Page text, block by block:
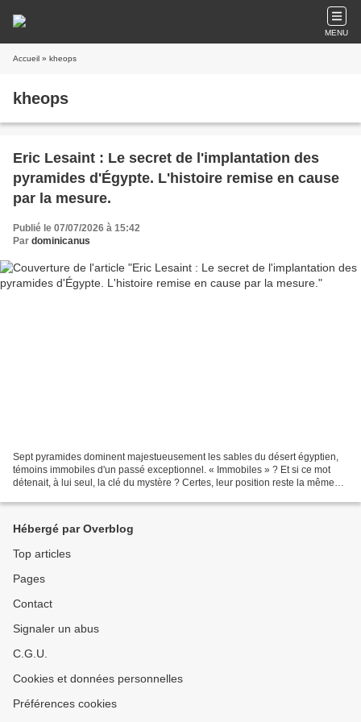
MENU
Accueil » kheops
kheops
Eric Lesaint : Le secret de l'implantation des
pyramides d'Égypte. L'histoire remise en cause
par la mesure.
Publié le 07/07/2026 à 15:42
Par dominicanus
Sept pyramides dominent majestueusement les sables du désert égyptien,
témoins immobiles d'un passé exceptionnel. « Immobiles » ? Et si ce mot
détenait, à lui seul, la clé du mystère ? Certes, leur position reste la même
Hébergé par Overblog
Top articles
Pages
Contact
Signaler un abus
C.G.U.
Cookies et données personnelles
Préférences cookies